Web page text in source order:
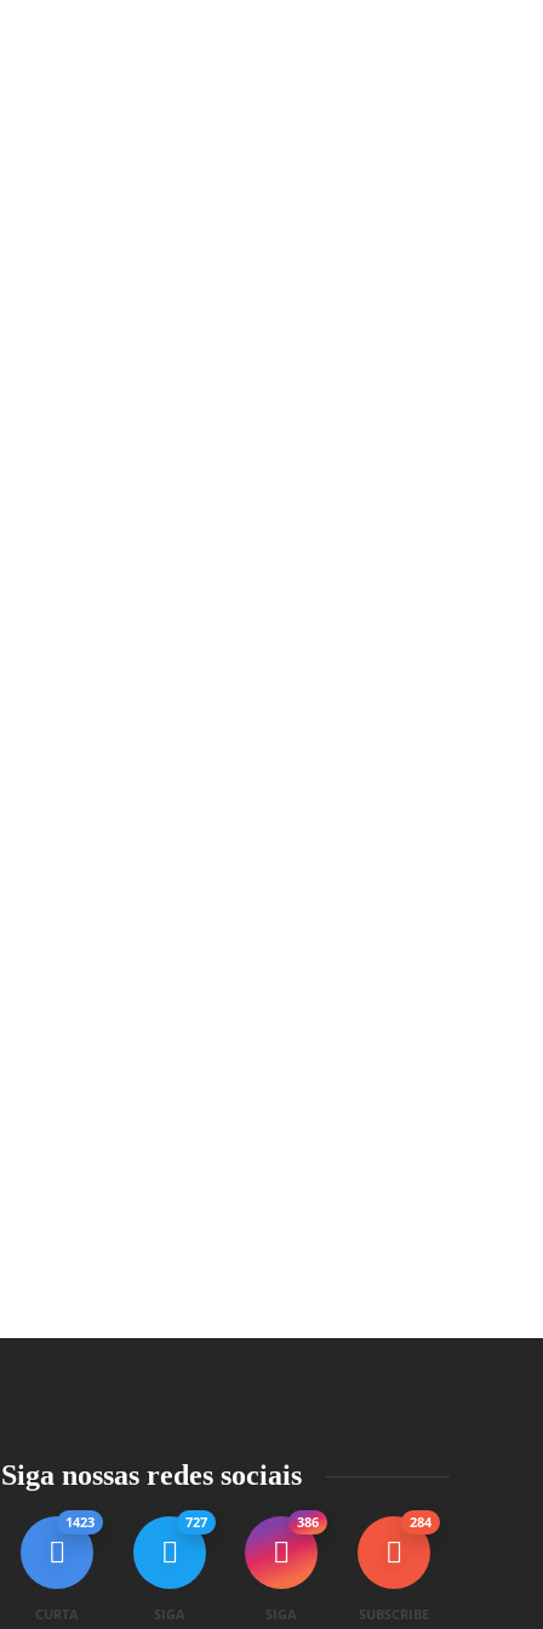
Siga nossas redes sociais
1423
CURTA
727
SIGA
386
SIGA
284
SUBSCRIBE